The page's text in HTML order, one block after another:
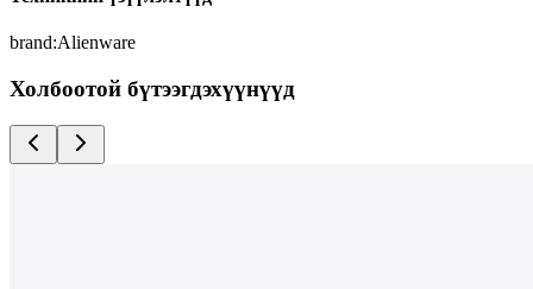
brand:Alienware
Холбоотой бүтээгдэхүүнүүд